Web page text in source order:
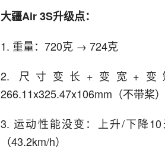
大疆Air 3S升级点：
1. 重量：720克 → 724克
2. 尺寸变长+变宽+变矮
266.11x325.47x106mm（不带桨）
3. 运动性能没变：上升/下降
（43.2km/h）